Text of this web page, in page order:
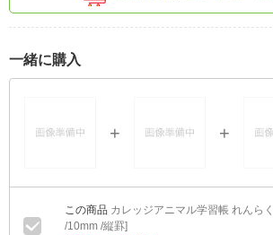
一緒に購入
カレッジアニマル学習帳 れんら
/10mm /縦罫]